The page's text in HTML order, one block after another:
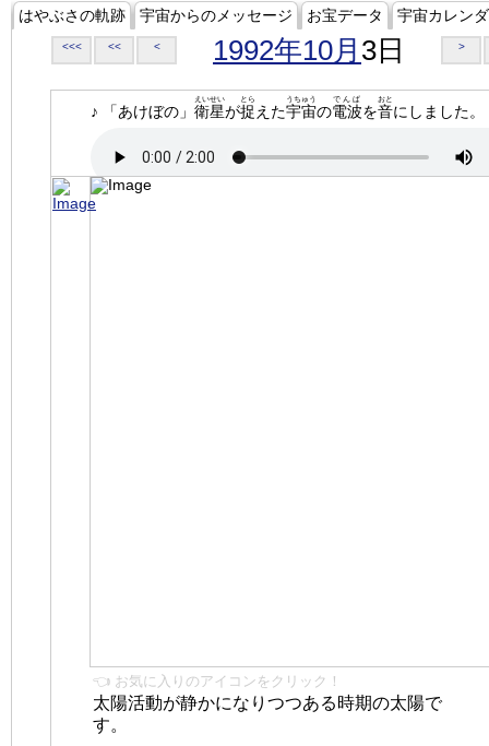
はやぶさの軌跡 宇宙からのメッセージ お宝データ 宇宙カレン
<<< << < 1992年10月 3日 >
♪ 「あけぼの」 衛星
えいせい
が捉
とら
えた宇宙
うちゅう
の電波
でんぱ
を音
おと
にしました。
👈 お気に入りのアイコンをクリック！
太陽活動が静かになりつつある時期の太陽で
す。